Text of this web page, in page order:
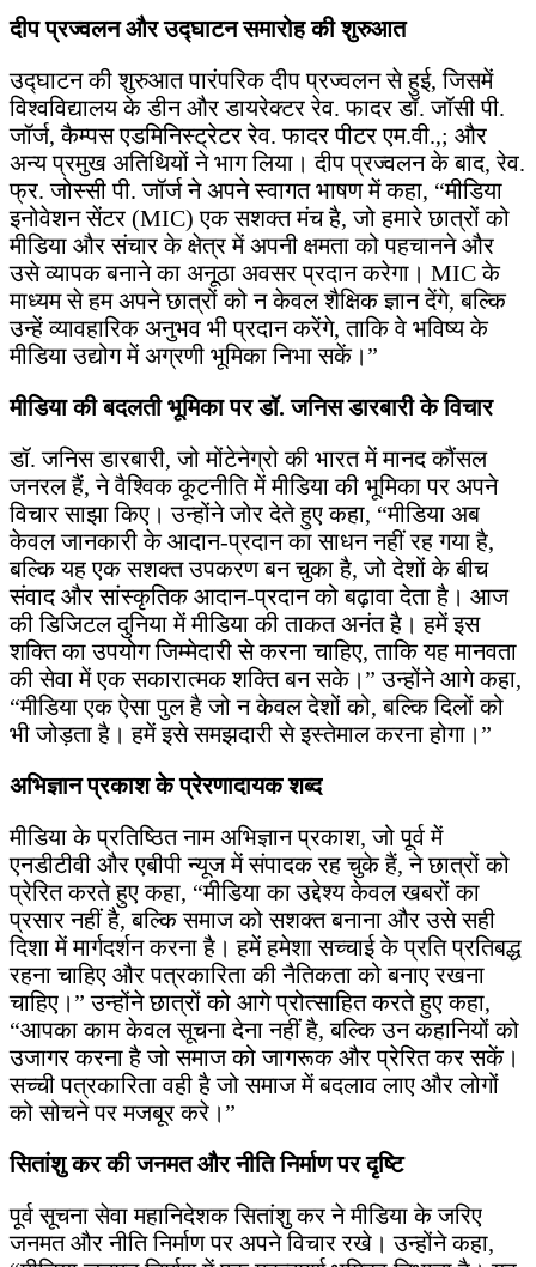
दीप प्रज्वलन और उद्घाटन समारोह की शुरुआत
उद्घाटन की शुरुआत पारंपरिक दीप प्रज्वलन से हुई, जिसमें
विश्वविद्यालय के डीन और डायरेक्टर रेव. फादर डॉ. जॉसी पी.
जॉर्ज, कैम्पस एडमिनिस्ट्रेटर रेव. फादर पीटर एम.वी.,; और
अन्य प्रमुख अतिथियों ने भाग लिया। दीप प्रज्वलन के बाद, रेव.
फ्र. जोस्सी पी. जॉर्ज ने अपने स्वागत भाषण में कहा, “मीडिया
इनोवेशन सेंटर (MIC) एक सशक्त मंच है, जो हमारे छात्रों को
मीडिया और संचार के क्षेत्र में अपनी क्षमता को पहचानने और
उसे व्यापक बनाने का अनूठा अवसर प्रदान करेगा। MIC के
माध्यम से हम अपने छात्रों को न केवल शैक्षिक ज्ञान देंगे, बल्कि
उन्हें व्यावहारिक अनुभव भी प्रदान करेंगे, ताकि वे भविष्य के
मीडिया उद्योग में अग्रणी भूमिका निभा सकें।”
मीडिया की बदलती भूमिका पर डॉ. जनिस डारबारी के विचार
डॉ. जनिस डारबारी, जो मोंटेनेग्रो की भारत में मानद कौंसल
जनरल हैं, ने वैश्विक कूटनीति में मीडिया की भूमिका पर अपने
विचार साझा किए। उन्होंने जोर देते हुए कहा, “मीडिया अब
केवल जानकारी के आदान-प्रदान का साधन नहीं रह गया है,
बल्कि यह एक सशक्त उपकरण बन चुका है, जो देशों के बीच
संवाद और सांस्कृतिक आदान-प्रदान को बढ़ावा देता है। आज
की डिजिटल दुनिया में मीडिया की ताकत अनंत है। हमें इस
शक्ति का उपयोग जिम्मेदारी से करना चाहिए, ताकि यह मानवता
की सेवा में एक सकारात्मक शक्ति बन सके।” उन्होंने आगे कहा,
“मीडिया एक ऐसा पुल है जो न केवल देशों को, बल्कि दिलों को
भी जोड़ता है। हमें इसे समझदारी से इस्तेमाल करना होगा।”
अभिज्ञान प्रकाश के प्रेरणादायक शब्द
मीडिया के प्रतिष्ठित नाम अभिज्ञान प्रकाश, जो पूर्व में
एनडीटीवी और एबीपी न्यूज में संपादक रह चुके हैं, ने छात्रों को
प्रेरित करते हुए कहा, “मीडिया का उद्देश्य केवल खबरों का
प्रसार नहीं है, बल्कि समाज को सशक्त बनाना और उसे सही
दिशा में मार्गदर्शन करना है। हमें हमेशा सच्चाई के प्रति प्रतिबद्ध
रहना चाहिए और पत्रकारिता की नैतिकता को बनाए रखना
चाहिए।” उन्होंने छात्रों को आगे प्रोत्साहित करते हुए कहा,
“आपका काम केवल सूचना देना नहीं है, बल्कि उन कहानियों को
उजागर करना है जो समाज को जागरूक और प्रेरित कर सकें।
सच्ची पत्रकारिता वही है जो समाज में बदलाव लाए और लोगों
को सोचने पर मजबूर करे।”
सितांशु कर की जनमत और नीति निर्माण पर दृष्टि
पूर्व सूचना सेवा महानिदेशक सितांशु कर ने मीडिया के जरिए
जनमत और नीति निर्माण पर अपने विचार रखे। उन्होंने कहा,